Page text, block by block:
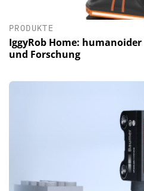
PRODUKTE
IggyRob Home:
und Forschung